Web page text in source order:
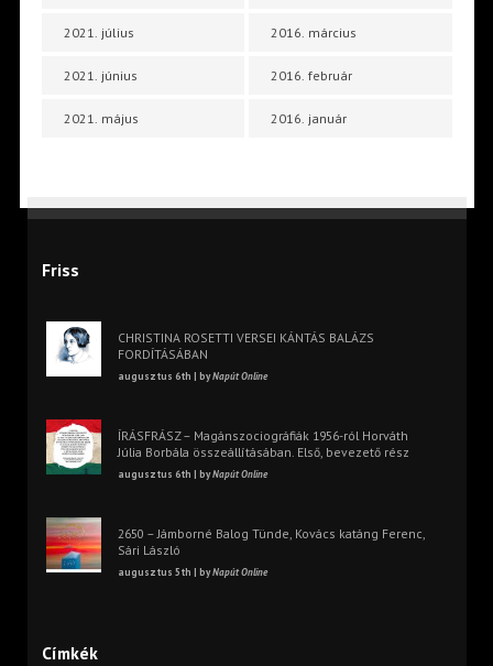
2021. július
2021. június
2021. május
2016. március
2016. február
2016. január
Friss
CHRISTINA ROSETTI VERSEI KÁNTÁS BALÁZS
FORDÍTÁSÁBAN
augusztus 6th | byNapút Online
ÍRÁSFRÁSZ – Magánszociográfiák 1956-ról Horváth
Júlia Borbála összeállításában. Első, bevezető rész
augusztus 6th | byNapút Online
2650 – Jámborné Balog Tünde, Kovács katáng Ferenc,
Sári László
augusztus 5th | byNapút Online
Címkék